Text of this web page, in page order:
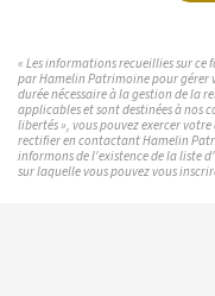
« Les informations recueillies sur
par Hamelin Patrimoine pour gérer
durée nécessaire à la gestion de la
applicables et sont destinées à nos
libertés », vous pouvez exercer
rectifier en contactant Hamelin
informons de l'existence de la liste
sur laquelle vous pouvez vous